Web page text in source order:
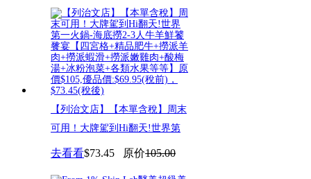
【列治文店】【本單含稅】周末
可用！大牌駕到Hi翻天!世界第
去看看$73.45 原价105.00